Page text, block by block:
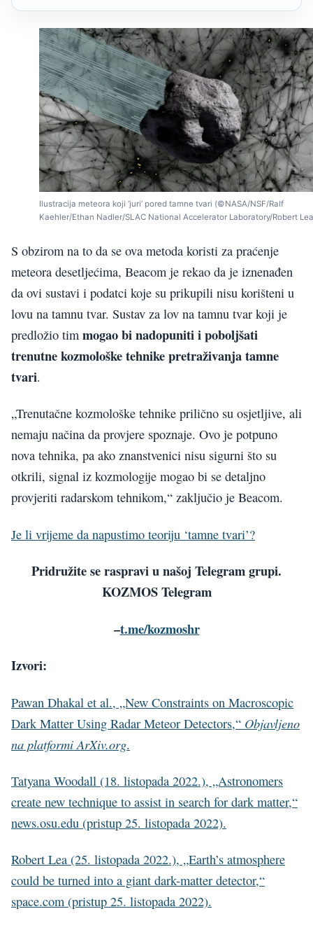
Ilustracija meteora koji ‘juri’ pored tamne tvari (©NASA/NSF/Ralf
Kaehler/Ethan Nadler/SLAC National Accelerator Laboratory/Robert
S obzirom na to da se ova metoda koristi za praćenje
meteora desetljećima, Beacom je rekao da je iznenađen
da ovi sustavi i podatci koje su prikupili nisu korišteni u
lovu na tamnu tvar. Sustav za lov na tamnu tvar koji je
predložio tim mogao bi nadopuniti i poboljšati
trenutne kozmološke tehnike pretraživanja tamne
tvari.
„Trenutačne kozmološke tehnike prilično su osjetljive, ali
nemaju načina da provjere spoznaje. Ovo je potpuno
nova tehnika, pa ako znanstvenici nisu sigurni što su
otkrili, signal iz kozmologije mogao bi se detaljno
provjeriti radarskom tehnikom,“ zaključio je Beacom.
Je li vrijeme da napustimo teoriju ‘tamne tvari’?
Pridružite se raspravi u našoj Telegram grupi.
KOZMOS Telegram
–t.me/kozmoshr
Izvori:
Pawan Dhakal et al., „New Constraints on Macroscopic
Dark Matter Using Radar Meteor Detectors,“ Objavljeno
na platformi ArXiv.org.
Tatyana Woodall (18. listopada 2022.), „Astronomers
create new technique to assist in search for dark matter,“
news.osu.edu (pristup 25. listopada 2022).
Robert Lea (25. listopada 2022.), „Earth’s atmosphere
could be turned into a giant dark-matter detector,“
space.com (pristup 25. listopada 2022).